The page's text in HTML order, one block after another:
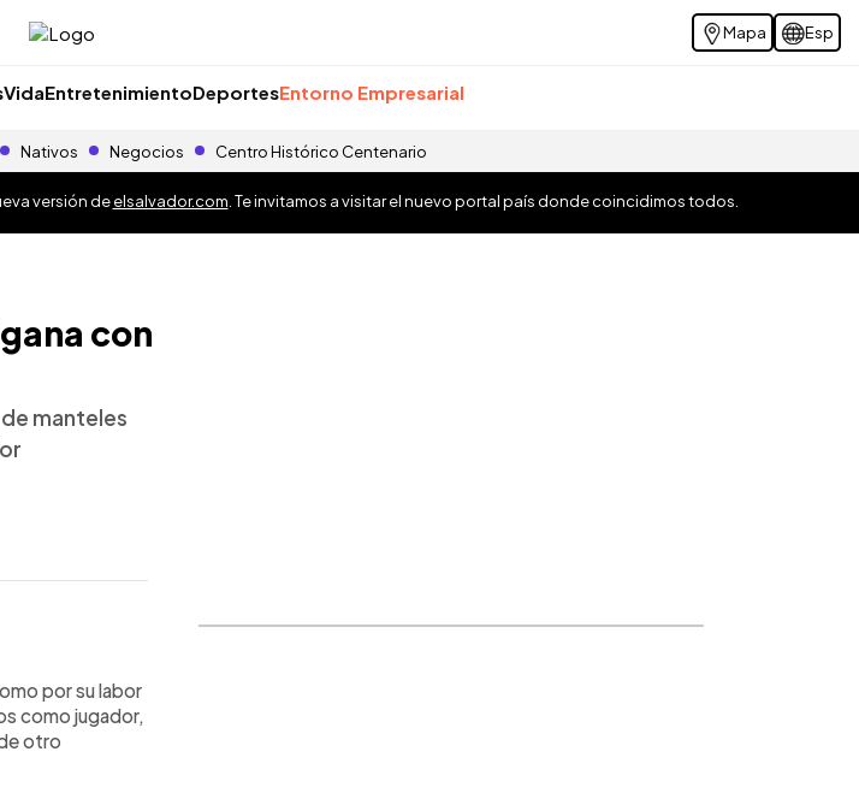
Mapa Esp
VidaEntretenimientoDeportesEntorno Empresarial
Nativos Negocios Centro Histórico Centenario
versión deelsalvador.com . Te invitamos a visitar el nuevo portal país donde coincidimos todos.
con
manteles
por su labor
como jugador,
otro